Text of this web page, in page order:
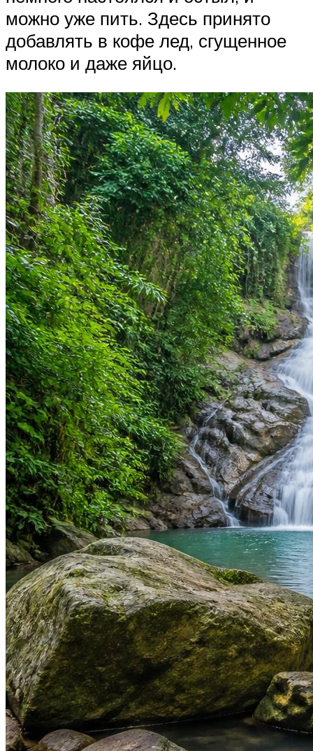
можно уже пить. Здесь принято
добавлять в кофе лед, сгущенное
молоко и даже яйцо.